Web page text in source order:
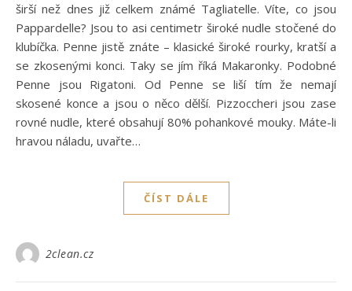
širší než dnes již celkem známé Tagliatelle. Víte, co jsou
Pappardelle? Jsou to asi centimetr široké nudle stočené do
klubíčka. Penne jistě znáte – klasické široké rourky, kratší a
se zkosenými konci. Taky se jím říká Makaronky. Podobné
Penne jsou Rigatoni. Od Penne se liší tím že nemají
skosené konce a jsou o něco dělší. Pizzoccheri jsou zase
rovné nudle, které obsahují 80% pohankové mouky. Máte-li
hravou náladu, uvařte…
ČÍST DÁLE
2clean.cz